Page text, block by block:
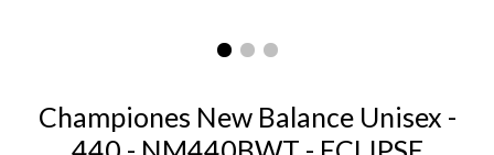
Championes New Balance Unisex -